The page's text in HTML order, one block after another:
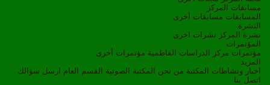
مسابقات المركز
المسابقات مسابقات أخرى
النشرة
نشرة المركز نشرات اخرى
المؤتمرات
مؤتمرات مركز الدراسات الفاطمية مؤتمرات أخرى
المزيد
اخبار ونشاطات
المكتبة من نحن المكتبة الصوتية القسم العام ارسل سؤالك
اتصل بنا